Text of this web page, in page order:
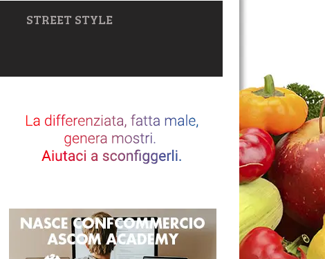
STREET STYLE